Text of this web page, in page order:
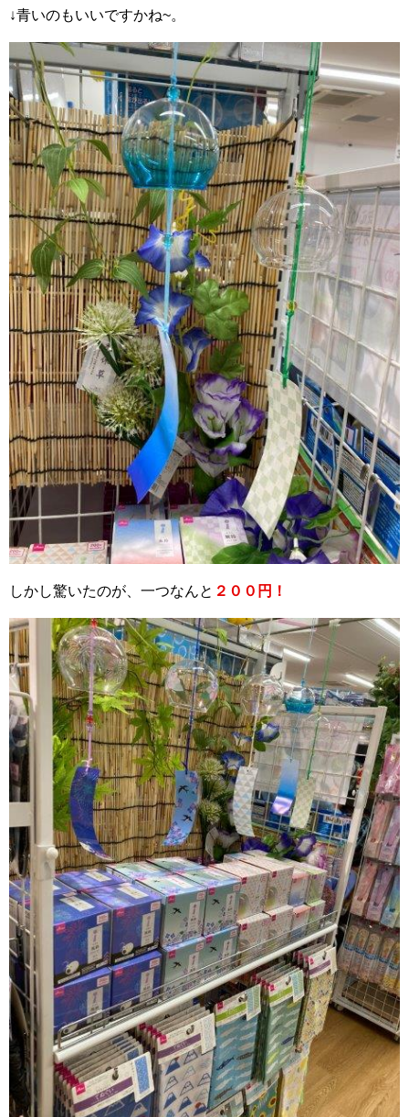
↓青いのもいいですかね~。
しかし驚いたのが、一つなんと ２００円！